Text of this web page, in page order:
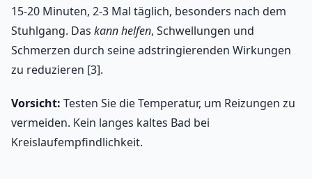
15-20 Minuten, 2-3 Mal täglich, besonders nach dem
Stuhlgang. Das kann helfen, Schwellungen und
Schmerzen durch seine adstringierenden Wirkungen
zu reduzieren [3].
Vorsicht: Testen Sie die Temperatur, um Reizungen zu
vermeiden. Kein langes kaltes Bad bei
Kreislaufempfindlichkeit.